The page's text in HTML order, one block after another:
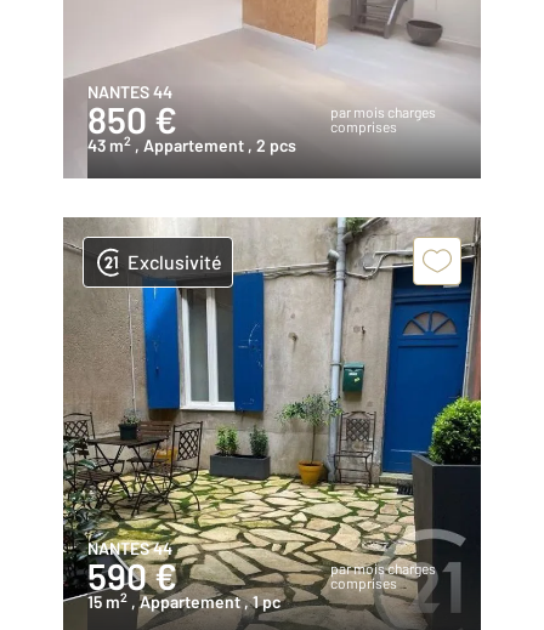
NANTES 44
850 €
par mois charges
comprises
43 m2 , Appartement , 2 pcs
Exclusivité
NANTES 44
590 €
par mois charges
comprises
15 m2 , Appartement, 1 pc